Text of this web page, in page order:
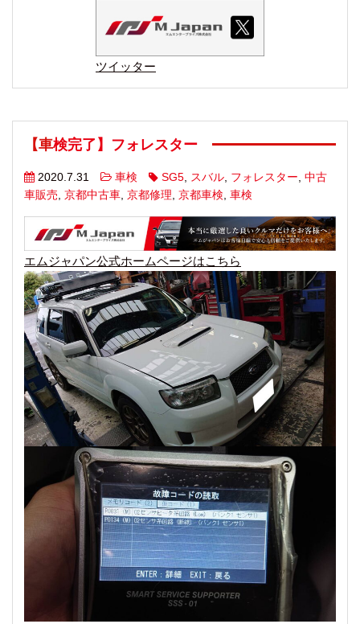
ツイッター
【車検完了】フォレスター
2020.7.31 車検 SG5 スバル フォレスター 中古
車販売 京都中古車 京都修理 京都車検 車検
エムジャパン公式ホームページはこちら